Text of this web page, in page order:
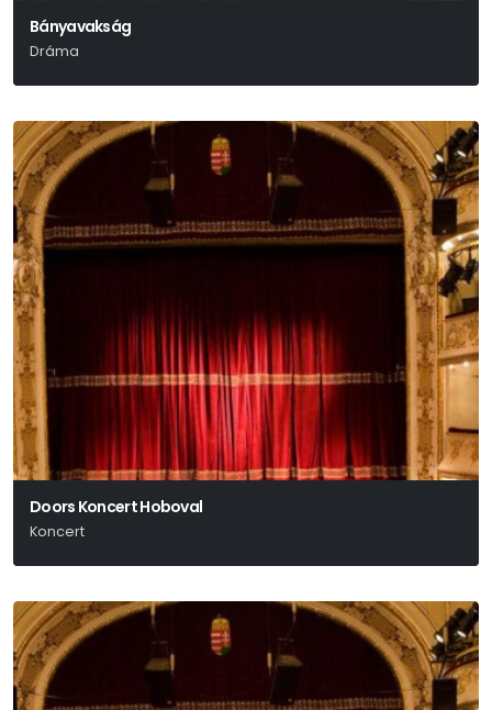
Bányavakság
Dráma
Doors Koncert Hoboval
Koncert